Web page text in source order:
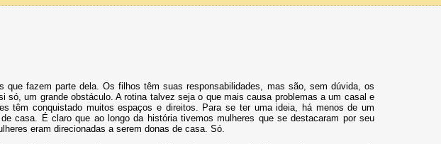
fazem parte dela. Os filhos têm suas responsabilidades, mas são, sem dúvida, os
um grande obstáculo. A rotina talvez seja o que mais causa problemas a um casal e
têm conquistado muitos espaços e direitos. Para se ter uma ideia, há menos de um
casa. É claro que ao longo da história tivemos mulheres que se destacaram por seu
eram direcionadas a serem donas de casa. Só.